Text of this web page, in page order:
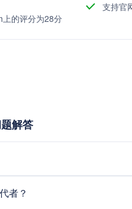
支持官
的评分为28分
解答
者？